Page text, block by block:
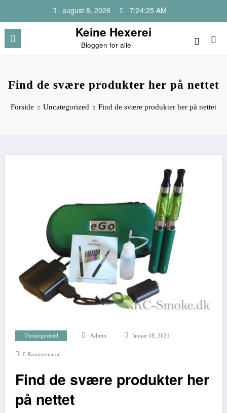
indhold
august 8, 2026 7:24:25 AM
Keine Hexerei
Bloggen for alle
Find de svære produkter her på nettet
Forside Uncategorized Find de svære produkter her på nettet
Uncategorized Admin Januar 18, 2021
0 Kommentarer
Find de svære produkter her
på nettet